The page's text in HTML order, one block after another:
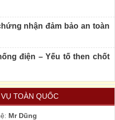
nhận đảm bảo an toàn
điện – Yếu tố then chốt
TOÀN QUỐC
Mr Dũng